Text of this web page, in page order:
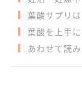
葉酸サプリ
葉酸を上手
あわせて読